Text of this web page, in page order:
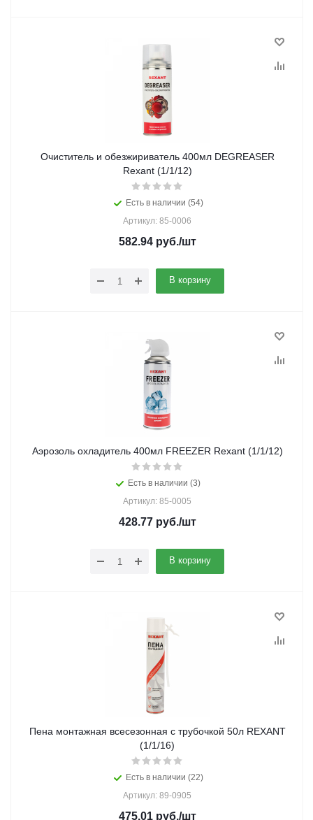
Очиститель и обезжириватель 400мл DEGREASER
Rexant (1/1/12)
Есть в наличии (54)
Артикул: 85-0006
582.94руб./шт
В корзину
Аэрозоль охладитель 400мл FREEZER Rexant (1/1/12)
Есть в наличии (3)
Артикул: 85-0005
428.77руб./шт
В корзину
Пена монтажная всесезонная с трубочкой 50л REXANT
(1/1/16)
Есть в наличии (22)
Артикул: 89-0905
475.01руб./шт